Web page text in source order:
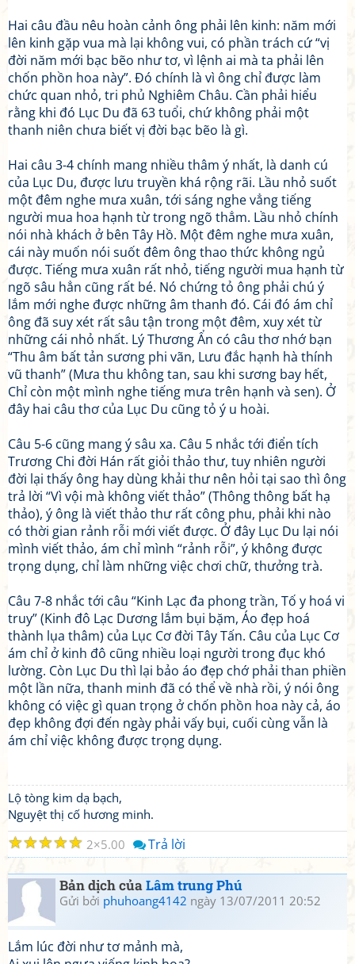
Hai câu đầu nêu hoàn cảnh ông phải lên kinh: năm mới
lên kinh gặp vua mà lại không vui, có phần trách cứ “vị
đời năm mới bạc bẽo như tơ, vì lệnh ai mà ta phải lên
chốn phồn hoa này”. Đó chính là vì ông chỉ được làm
chức quan nhỏ, tri phủ Nghiêm Châu. Cần phải hiểu
rằng khi đó Lục Du đã 63 tuổi, chứ không phải một
thanh niên chưa biết vị đời bạc bẽo là gì.
Hai câu 3-4 chính mang nhiều thâm ý nhất, là danh cú
của Lục Du, được lưu truyền khá rộng rãi. Lầu nhỏ suốt
một đêm nghe mưa xuân, tới sáng nghe vẳng tiếng
người mua hoa hạnh từ trong ngõ thẳm. Lầu nhỏ chính
nói nhà khách ở bên Tây Hồ. Một đêm nghe mưa xuân,
cái này muốn nói suốt đêm ông thao thức không ngủ
được. Tiếng mưa xuân rất nhỏ, tiếng người mua hạnh từ
ngõ sâu hẳn cũng rất bé. Nó chứng tỏ ông phải chú ý
lắm mới nghe được những âm thanh đó. Cái đó ám chỉ
ông đã suy xét rất sâu tận trong một đêm, xuy xét từ
những cái nhỏ nhất. Lý Thương Ẩn có câu thơ nhớ bạn
“Thu âm bất tản sương phi vãn, Lưu đắc hạnh hà thính
vũ thanh” (Mưa thu không tan, sau khi sương bay hết,
Chỉ còn một mình nghe tiếng mưa trên hạnh và sen). Ở
đây hai câu thơ của Lục Du cũng tỏ ý u hoài.
Câu 5-6 cũng mang ý sâu xa. Câu 5 nhắc tới điển tích
Trương Chi đời Hán rất giỏi thảo thư, tuy nhiên người
đời lại thấy ông hay dùng khải thư nên hỏi tại sao thì ông
trả lời “Vì vội mà không viết thảo” (Thông thông bất hạ
thảo), ý ông là viết thảo thư rất công phu, phải khi nào
có thời gian rảnh rỗi mới viết được. Ở đây Lục Du lại nói
mình viết thảo, ám chỉ mình “rảnh rỗi”, ý không được
trọng dụng, chỉ làm những việc chơi chữ, thưởng trà.
Câu 7-8 nhắc tới câu “Kinh Lạc đa phong trần, Tố y hoá vi
truy” (Kinh đô Lạc Dương lắm bụi bặm, Áo đẹp hoá
thành lụa thâm) của Lục Cơ đời Tây Tấn. Câu của Lục Cơ
ám chỉ ở kinh đô cũng nhiều loại người trong đục khó
lường. Còn Lục Du thì lại bảo áo đẹp chớ phải than phiền
một lần nữa, thanh minh đã có thể về nhà rồi, ý nói ông
không có việc gì quan trọng ở chốn phồn hoa này cả, áo
đẹp không đợi đến ngày phải vấy bụi, cuối cùng vẫn là
ám chỉ việc không được trọng dụng.
Lộ tòng kim dạ bạch,
Nguyệt thị cố hương minh.
☆
☆
☆
☆
☆ 2 5.00 Trả lời
Bản dịch củaLâm trung Phú
Gửi bởi phuhoang4142 ngày 13/07/2011 20:52
Lắm lúc đời như tơ mảnh mà,